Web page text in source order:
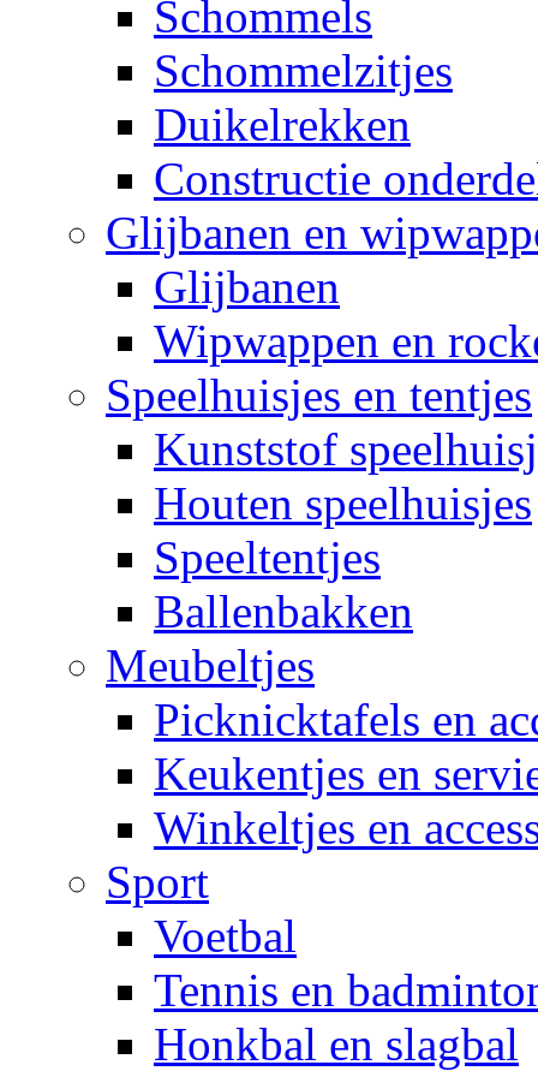
Schommels
Schommelzitjes
Duikelrekken
Constructie
Glijbanen en
Glijbanen
Wipwappen en
Speelhuisjes en tentjes
Kunststof
Houten speelhuisjes
Speeltentjes
Ballenbakken
Meubeltjes
Picknicktafels en
Keukentjes en
Winkeltjes en
Sport
Voetbal
Tennis en
Honkbal en slagbal